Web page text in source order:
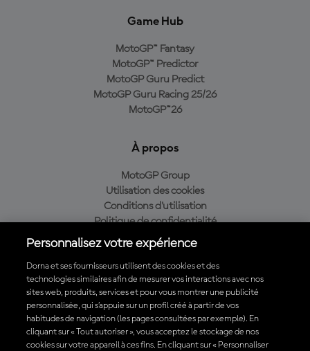
Game Hub
MotoGP™ Fantasy
MotoGP™ Predictor
MotoGP Guru Predict
MotoGP Guru Racing 25/26
MotoGP™26
À propos
MotoGP Group
Utilisation des cookies
Conditions d'utilisation
Politique de confidentialité
Politique d’achat
Télécharger l'appli officielle du MotoGP™
Personnalisez votre expérience
Dorna et ses fournisseurs utilisent des cookies et des
technologies similaires afin de mesurer vos interactions avec nos
sites web, produits, services et pour vous montrer une publicité
personnalisée, qui s’appuie sur un profil créé à partir de vos
habitudes de navigation (les pages consultées par exemple). En
cliquant sur « Tout autoriser », vous acceptez le stockage de nos
cookies sur votre appareil à ces fins. En cliquant sur « Personnaliser